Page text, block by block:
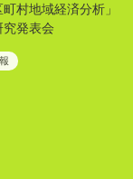
村地域経済分析」
究発表会